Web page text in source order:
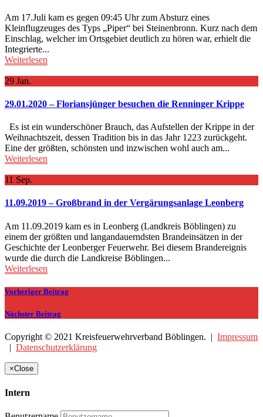
Am 17.Juli kam es gegen 09:45 Uhr zum Absturz eines
Kleinflugzeuges des Typs „Piper“ bei Steinenbronn. Kurz nach dem
Einschlag, welcher im Ortsgebiet deutlich zu hören war, erhielt die
Integrierte...
Weiterlesen
29 Jan.
29.01.2020 – Floriansjünger besuchen die Renninger Krippe
Es ist ein wunderschöner Brauch, das Aufstellen der Krippe in der
Weihnachtszeit, dessen Tradition bis in das Jahr 1223 zurückgeht.
Eine der größten, schönsten und inzwischen wohl auch am...
Weiterlesen
11 Sep.
11.09.2019 – Großbrand in der Vergärungsanlage Leonberg
Am 11.09.2019 kam es in Leonberg (Landkreis Böblingen) zu
einem der größten und langandauerndsten Brandeinsätzen in der
Geschichte der Leonberger Feuerwehr. Bei diesem Brandereignis
wurde die durch die Landkreise Böblingen...
Weiterlesen
Vorheriger Beitrag
Nächster Beitrag
Copyright © 2021 Kreisfeuerwehrverband Böblingen. | Impressum
| Datenschutzerklärung
×Close
Intern